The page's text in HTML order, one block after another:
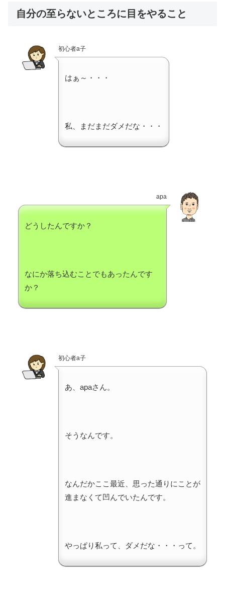
自分の至らないところに目をやること
初心者a子
はぁ～・・・
私、まだまだダメだな・・・
apa
どうしたんですか？
なにか落ち込むことでもあったんです
か？
初心者a子
あ、apaさん。
そうなんです。
なんだかここ最近、思った通りにことが
進まなくて凹んでいたんです。
やっぱり私って、ダメだな・・・って。